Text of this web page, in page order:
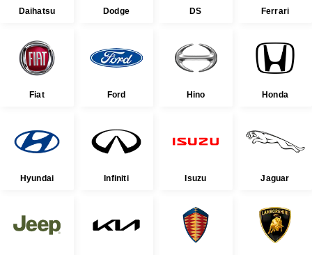
Daihatsu Dodge DS Ferrari
Fiat Ford Hino Honda
Hyundai Infiniti Isuzu Jaguar